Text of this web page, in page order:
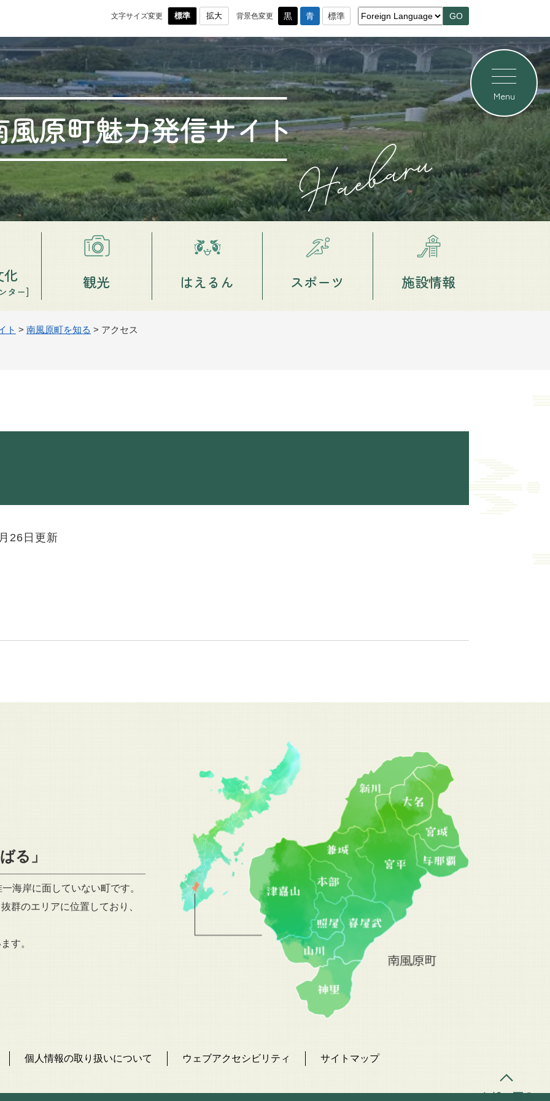
メニューを飛ばして本文へ
文字サイズ変更 標準 拡大 背景色変更 黒 青 標準
Menu
化
ター] 観光 はえるん スポーツ 施設情報
ト > 南風原町を知る > アクセス
26日更新
る」
海岸に面していない町です。
群のエリアに位置しており、
す。
個人情報の取り扱いについて ウェブアクセシビリティ サイトマップ